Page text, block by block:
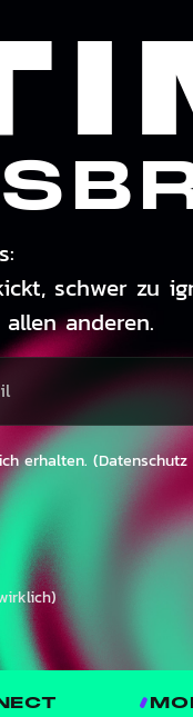
schwer zu
anderen.
erhalten.